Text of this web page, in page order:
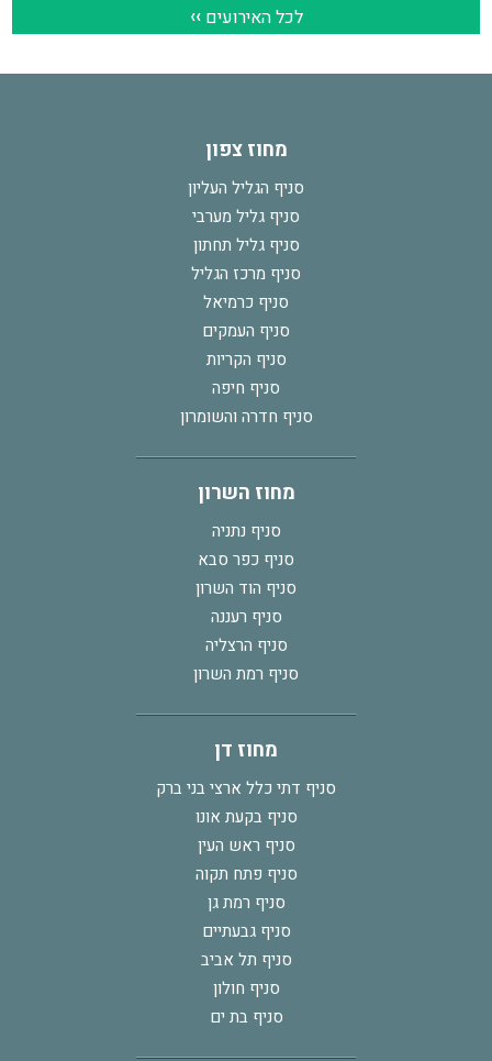
מחוז צפון
סניף הגליל העליון
סניף גליל מערבי
סניף גליל תחתון
סניף מרכז הגליל
סניף כרמיאל
סניף העמקים
סניף הקריות
סניף חיפה
סניף חדרה והשומרון
מחוז השרון
סניף נתניה
סניף כפר סבא
סניף הוד השרון
סניף רעננה
סניף הרצליה
סניף רמת השרון
מחוז דן
סניף דתי כלל ארצי בני ברק
סניף בקעת אונו
סניף ראש העין
סניף פתח תקוה
סניף רמת גן
סניף גבעתיים
סניף תל אביב
סניף חולון
סניף בת ים